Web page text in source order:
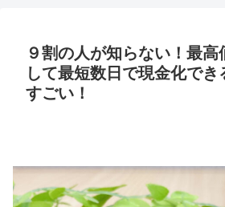
９割の人が知らない！最
して最短数日で現金化で
すごい！